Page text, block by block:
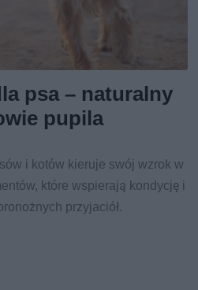
psa – naturalny
pupila
i kotów kieruje swój wzrok w
które wspierają kondycję i
przyjaciół.